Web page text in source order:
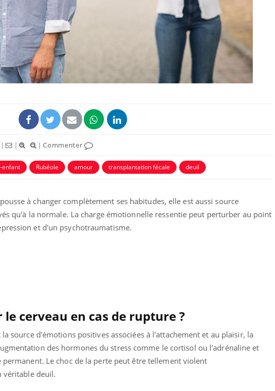
| | |Commenter
enfant Rubéole amour transplantation fécale deuil
à changer complètement ses habitudes, elle est aussi source
qu'à la normale. La charge émotionnelle ressentie peut perturber au point
et d'un psychotraumatisme.
le cerveau en cas de rupture ?
source d'émotions positives associées à l'attachement et au plaisir, la
des hormones du stress comme le cortisol ou l'adrénaline et
Le choc de la perte peut être tellement violent
véritable deuil.
stratégie simple aurait
changé la donne au Pays
basque
change dans la prise en
charge des femmes
enceintes